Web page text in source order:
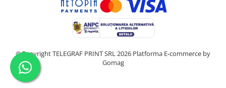
©Copyright TELEGRAF PRINT SRL 2026 Platforma E-commerce by
Gomag